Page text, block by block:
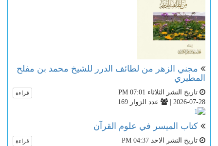
مجني الزهر من لطائف الدرر للشيخ محمد بن مفلح
المطيري
تاريخ النشر الثلاثاء PM 07:01
2026-07-28 |
عدد الزوار 169
قراءة
كتاب الميسر في علوم القرآن
تاريخ النشر الاحد PM 04:37
قراءة